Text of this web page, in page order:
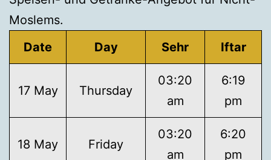
Moslems.
Date
Day Sehr Iftar
17 May Thursday
03:20
am
6:19
pm
18 May Friday
03:20
am
6:20
pm